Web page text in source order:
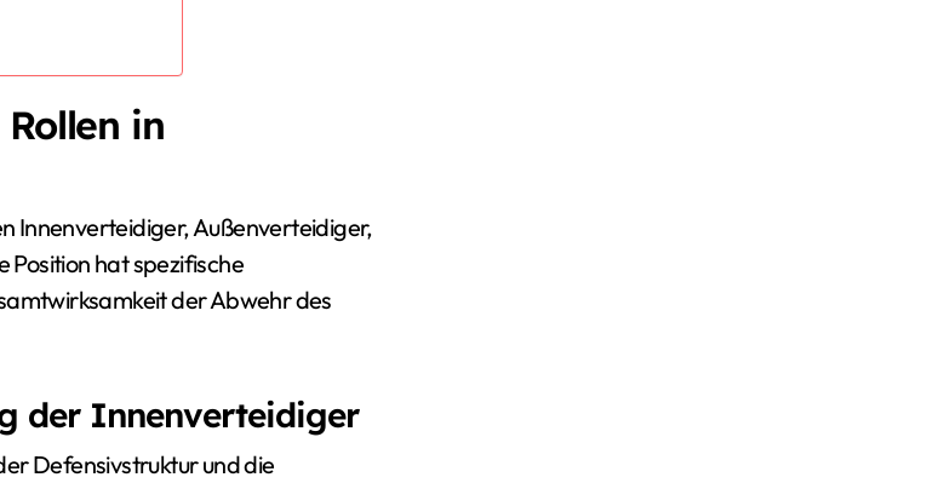
in
Innenverteidiger, Außenverteidiger,
Position hat spezifische
der Abwehr des
der Innenverteidiger
Defensivstruktur und die